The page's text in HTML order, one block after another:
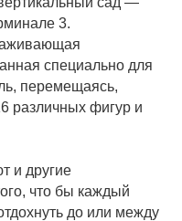
3.
специально для
перемещаясь,
различных фигур и
и другие
что бы каждый
до или между